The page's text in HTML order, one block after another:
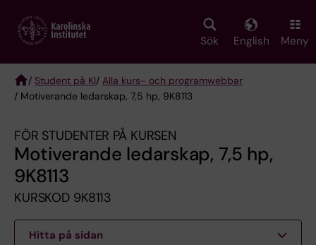
main
Sök English Meny
Breadcrumb
/ Student på KI/ Alla kurs- och programwebbar
/ Motiverande ledarskap, 7,5 hp, 9K8113
FÖR STUDENTER PÅ KURSEN
Motiverande ledarskap, 7,5 hp,
9K8113
KURSKOD 9K8113
Hitta på sidan